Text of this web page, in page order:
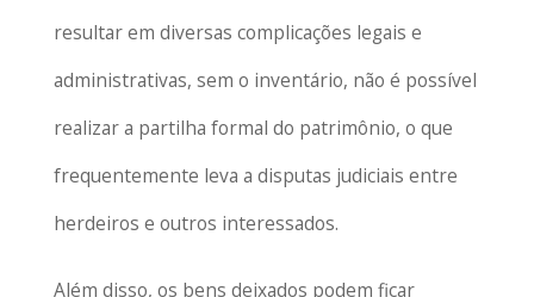
resultar em diversas complicações legais e
administrativas, sem o inventário, não é possível
realizar a partilha formal do patrimônio, o que
frequentemente leva a disputas judiciais entre
herdeiros e outros interessados.
Além disso, os bens deixados podem ficar